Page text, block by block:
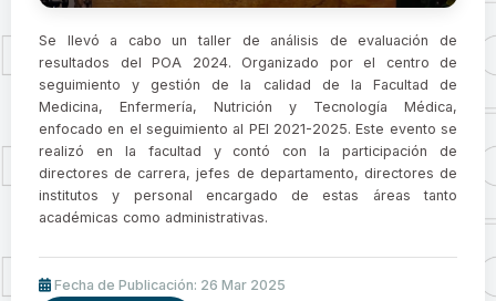
Se llevó a cabo un taller de análisis de evaluación de
resultados del POA 2024. Organizado por el centro de
seguimiento y gestión de la calidad de la Facultad de
Medicina, Enfermería, Nutrición y Tecnología Médica,
enfocado en el seguimiento al PEI 2021-2025. Este evento se
realizó en la facultad y contó con la participación de
directores de carrera, jefes de departamento, directores de
institutos y personal encargado de estas áreas tanto
académicas como administrativas.
Fecha de Publicación: 26 Mar 2025